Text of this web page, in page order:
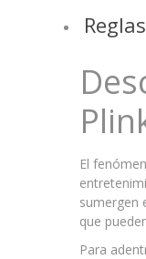
El
sumergen
que
Para